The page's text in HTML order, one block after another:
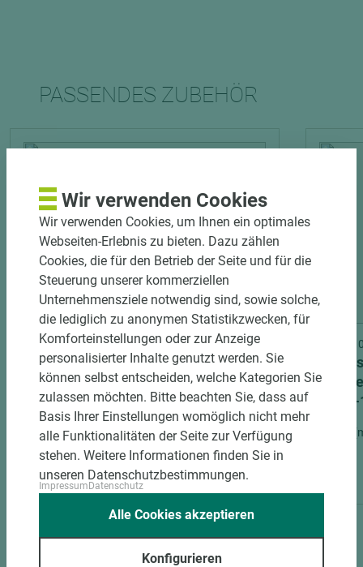
PASSENDES ZUBEHÖR
Art.-Nr. 02200001070
James Hardie Fassadenverkleidung
Hardie® Plank JH70-10 Nebelgrau
stumpf Holzstruktur
Länge (mm)
3.600
Breite (mm)
180
Stärke (mm)
Art.-Nr.
Länge
Wir verwenden Cookies
Wir verwenden Cookies, um Ihnen ein optimales
Webseiten-Erlebnis zu bieten. Dazu zählen
Cookies, die für den Betrieb der Seite und für die
Steuerung unserer kommerziellen
Unternehmensziele notwendig sind, sowie solche,
die lediglich zu anonymen Statistikzwecken, für
Komforteinstellungen oder zur Anzeige
personalisierter Inhalte genutzt werden. Sie
können selbst entscheiden, welche Kategorien Sie
zulassen möchten. Bitte beachten Sie, dass auf
Basis Ihrer Einstellungen womöglich nicht mehr
alle Funktionalitäten der Seite zur Verfügung
stehen. Weitere Informationen finden Sie in
unseren Datenschutzbestimmungen.
ImpressumDatenschutz
Konfigurieren
Alle Cookies akzeptieren